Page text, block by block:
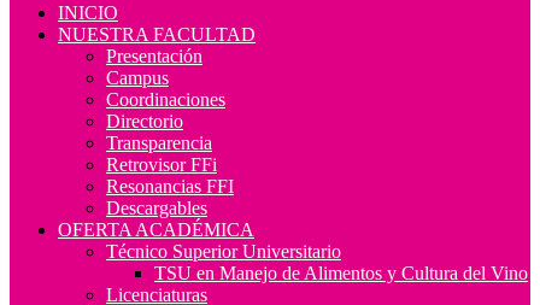
INICIO
NUESTRA FACULTAD
Presentación
Campus
Coordinaciones
Directorio
Transparencia
Retrovisor FFi
Resonancias FFI
Descargables
OFERTA ACADÉMICA
Técnico Superior Universitario
TSU en Manejo de Alimentos y Cultura del Vino
Licenciaturas